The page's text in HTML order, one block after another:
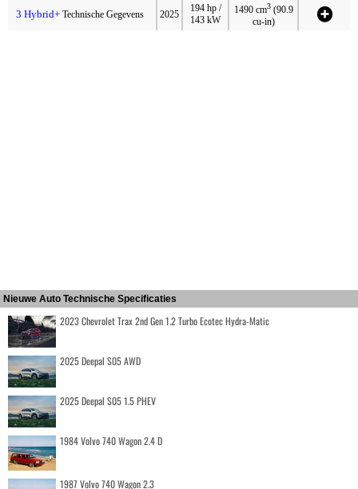
3 Hybrid+ Technische Gegevens 2025
194 hp /
143 kW
1490 cm3(90.9
cu-in)
Nieuwe Auto Technische Specificaties
2023 Chevrolet Trax 2nd Gen 1.2 Turbo Ecotec Hydra-Matic
2025 Deepal S05 AWD
2025 Deepal S05 1.5 PHEV
1984 Volvo 740 Wagon 2.4 D
1987 Volvo 740 Wagon 2.3